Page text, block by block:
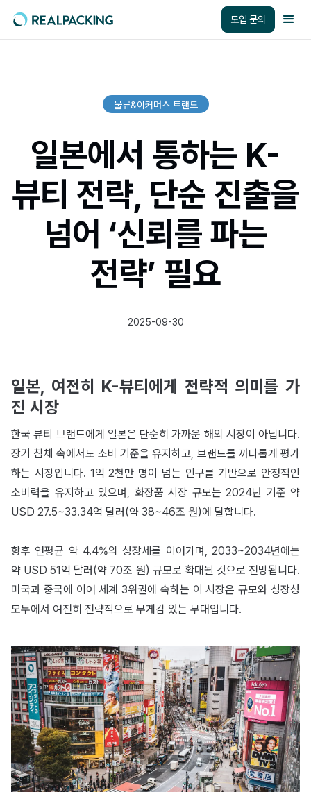
도입 문의
물류&이커머스 트랜드
일본에서 통하는 K-
뷰티 전략, 단순 진출을
넘어 ‘신뢰를 파는
전략’ 필요
2025-09-30
일본, 여전히 K-뷰티에게 전략적 의미를 가
진 시장
한국 뷰티 브랜드에게 일본은 단순히 가까운 해외 시장이 아닙니다.
장기 침체 속에서도 소비 기준을 유지하고, 브랜드를 까다롭게 평가
하는 시장입니다. 1억 2천만 명이 넘는 인구를 기반으로 안정적인
소비력을 유지하고 있으며, 화장품 시장 규모는 2024년 기준 약
USD 27.5~33.34억 달러(약 38~46조 원)에 달합니다.
향후 연평균 약 4.4%의 성장세를 이어가며, 2033~2034년에는
약 USD 51억 달러(약 70조 원) 규모로 확대될 것으로 전망됩니다.
미국과 중국에 이어 세계 3위권에 속하는 이 시장은 규모와 성장성
모두에서 여전히 전략적으로 무게감 있는 무대입니다.